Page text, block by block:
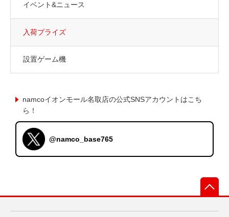
イベント&ニュース
入荷プライズ
設置ゲーム機
namcoイオンモール名取店の公式SNSアカウントはこち
ら！
@namco_base765